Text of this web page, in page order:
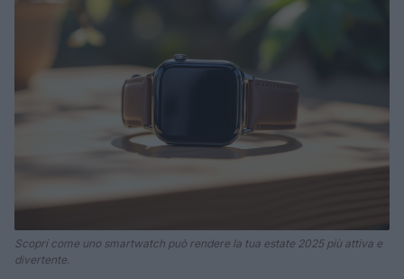
Scopri come uno smartwatch può rendere la tua estate 2025 più attiva e
divertente.